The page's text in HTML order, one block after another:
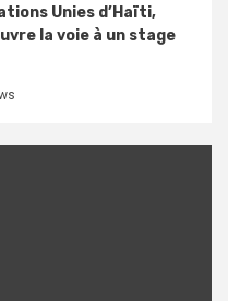
Unies d’Haïti,
la voie à un stage